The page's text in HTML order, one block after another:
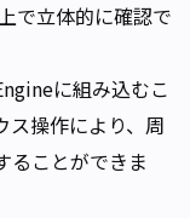
で立体的に確認で
に組み込むこ
ス操作により、周
ることができま